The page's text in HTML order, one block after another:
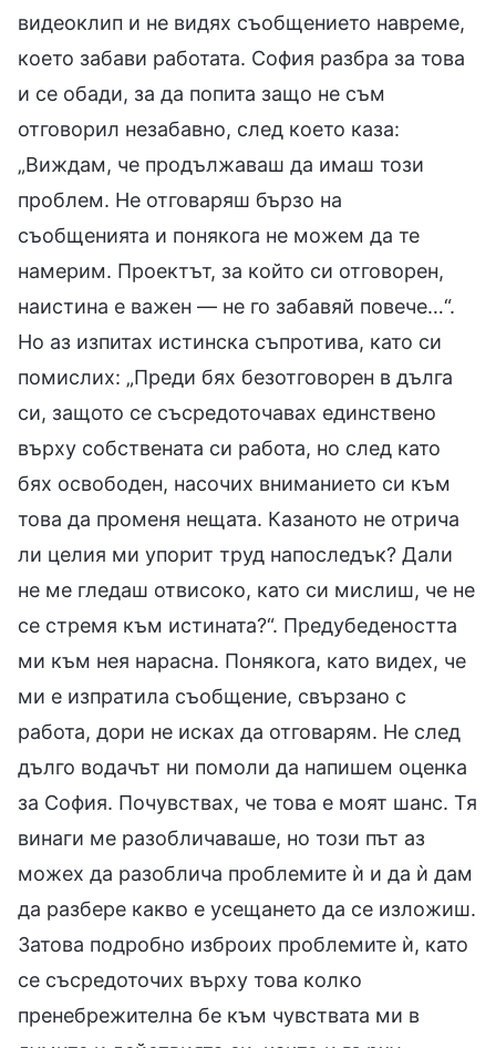
видеоклип и не видях съобщението навреме,
което забави работата. София разбра за това
и се обади, за да попита защо не съм
отговорил незабавно, след което каза:
„Виждам, че продължаваш да имаш този
проблем. Не отговаряш бързо на
съобщенията и понякога не можем да те
намерим. Проектът, за който си отговорен,
наистина е важен — не го забавяй повече…“.
Но аз изпитах истинска съпротива, като си
помислих: „Преди бях безотговорен в дълга
си, защото се съсредоточавах единствено
върху собствената си работа, но след като
бях освободен, насочих вниманието си към
това да променя нещата. Казаното не отрича
ли целия ми упорит труд напоследък? Дали
не ме гледаш отвисоко, като си мислиш, че не
се стремя към истината?“. Предубедеността
ми към нея нарасна. Понякога, като видех, че
ми е изпратила съобщение, свързано с
работа, дори не исках да отговарям. Не след
дълго водачът ни помоли да напишем оценка
за София. Почувствах, че това е моят шанс. Тя
винаги ме разобличаваше, но този път аз
можех да разоблича проблемите ѝ и да ѝ дам
да разбере какво е усещането да се изложиш.
Затова подробно изброих проблемите ѝ, като
се съсредоточих върху това колко
пренебрежителна бе към чувствата ми в